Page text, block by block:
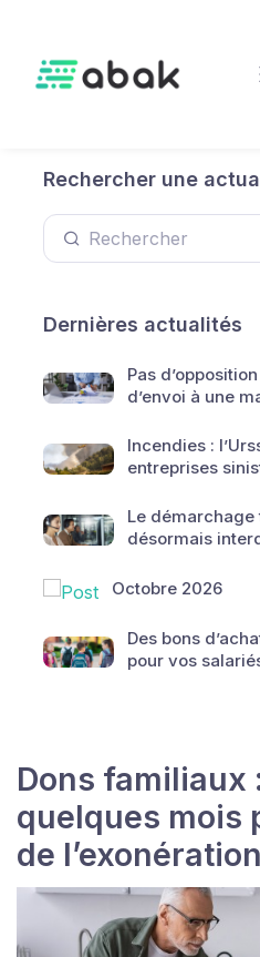
Rechercher une
Dernières actualités
Pas
d’envoi à une
Incendies :
entreprises
Le
désormais
Octobre 2026
Des bons
pour vos
Dons familiaux
quelques mois
de l’exonération